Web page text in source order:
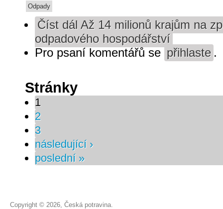
Odpady
Číst dál Až 14 milionů krajům na
odpadového hospodářství
Pro psaní komentářů se přihlaste .
Stránky
1
2
3
následující ›
poslední »
Copyright © 2026, Česká potravina.